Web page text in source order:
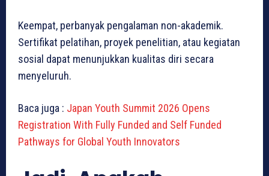
Keempat, perbanyak pengalaman non-akademik.
Sertifikat pelatihan, proyek penelitian, atau kegiatan
sosial dapat menunjukkan kualitas diri secara
menyeluruh.
Baca juga : Japan Youth Summit 2026 Opens
Registration With Fully Funded and Self Funded
Pathways for Global Youth Innovators